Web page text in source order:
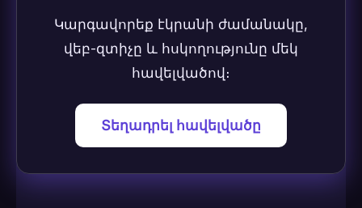
Կարգավորեք էկրանի ժամանակը,
վեբ-զտիչը և հսկողությունը մեկ
հավելվածով։
Տեղադրել հավելվածը